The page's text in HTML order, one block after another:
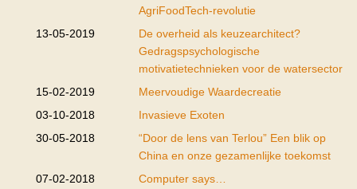
AgriFoodTech-revolutie
13-05-2019
De overheid als keuzearchitect?
Gedragspsychologische
motivatietechnieken voor de watersector
15-02-2019
Meervoudige Waardecreatie
03-10-2018
Invasieve Exoten
30-05-2018
“Door de lens van Terlou” Een blik op
China en onze gezamenlijke toekomst
07-02-2018
Computer says…